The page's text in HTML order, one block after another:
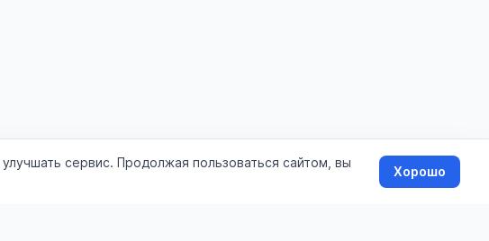
сервис. Продолжая пользоваться сайтом, вы
Хорошо